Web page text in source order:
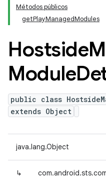
Métodos públicos
getPlayManagedModules
Hostside
Module
public class
extends Object
java.lang.Object
↳